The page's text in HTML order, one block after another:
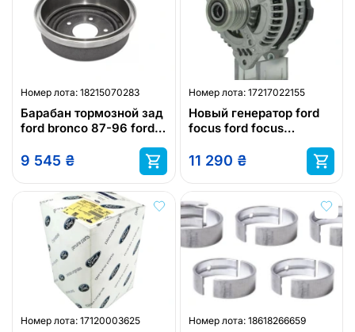
Номер лота: 18215070283
Барабан тормозной зад
ford bronco 87-96 ford
ford f15
9 545 ₴
Номер лота: 17217022155
Новый генератор ford
focus ford focus
c-max ford c-
11 290 ₴
Номер лота: 17120003625 Номер лота: 18618266659